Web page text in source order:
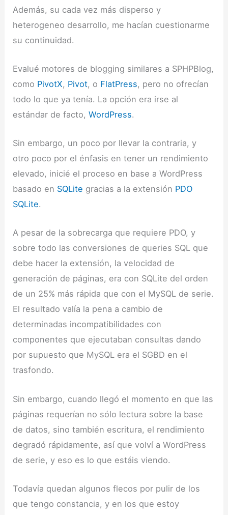
Además, su cada vez más disperso y
heterogeneo desarrollo, me hacían cuestionarme
su continuidad.
Evalué motores de blogging similares a SPHPBlog,
como PivotX, Pivot, o FlatPress, pero no ofrecían
todo lo que ya tenía. La opción era irse al
estándar de facto,WordPress.
Sin embargo, un poco por llevar la contraria, y
otro poco por el énfasis en tener un rendimiento
elevado, inicié el proceso en base a WordPress
basado en SQLite gracias a la extensión PDO
SQLite.
A pesar de la sobrecarga que requiere PDO, y
sobre todo las conversiones de queries SQL que
debe hacer la extensión, la velocidad de
generación de páginas, era con SQLite del orden
de un 25% más rápida que con el MySQL de serie.
El resultado valía la pena a cambio de
determinadas incompatibilidades con
componentes que ejecutaban consultas dando
por supuesto que MySQL era el SGBD en el
trasfondo.
Sin embargo, cuando llegó el momento en que las
páginas requerían no sólo lectura sobre la base
de datos, sino también escritura, el rendimiento
degradó rápidamente, así que volví a WordPress
de serie, y eso es lo que estáis viendo.
Todavía quedan algunos flecos por pulir de los
que tengo constancia, y en los que estoy